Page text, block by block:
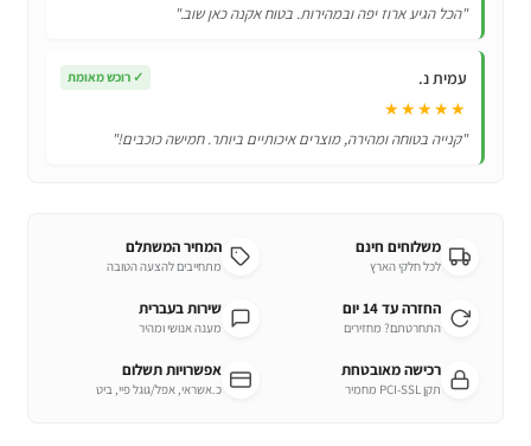
"הכל הגיע ארוז יפה ובמהירות. בטוח אקנה כאן שוב."
עמית נ. ✓ רוכש מאומת
★★★★★
"קנייה בטוחה ומהירה, מוצרים איכותיים ביותר. חמישה כוכבים!"
משלוחים חינם
לכל חלקי הארץ
המחיר המשתלם
מתחייבים להצעה הטובה
החזרה עד 14 יום
התחרטתם? מחזירים
שירות בעברית
מענה אנושי ומהיר
רכישה מאובטחת
תקן PCI-SSL מחמיר
אפשרויות תשלום
כ.אשראי, אפל/גוגל פיי, ביט